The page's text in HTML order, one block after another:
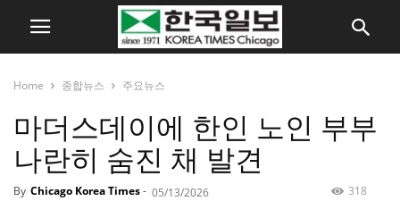
Home 종합뉴스 주요뉴스
마더스데이에 한인 노인 부부
나란히 숨진 채 발견
By Chicago Korea Times- 05/13/2026 318